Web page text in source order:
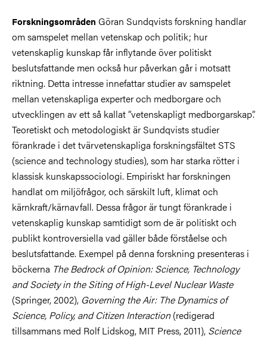
Forskningsområden Göran Sundqvists forskning handlar
om samspelet mellan vetenskap och politik; hur
vetenskaplig kunskap får inflytande över politiskt
beslutsfattande men också hur påverkan går i motsatt
riktning. Detta intresse innefattar studier av samspelet
mellan vetenskapliga experter och medborgare och
utvecklingen av ett så kallat ”vetenskapligt medborgarskap”.
Teoretiskt och metodologiskt är Sundqvists studier
förankrade i det tvärvetenskapliga forskningsfältet STS
(science and technology studies), som har starka rötter i
klassisk kunskapssociologi. Empiriskt har forskningen
handlat om miljöfrågor, och särskilt luft, klimat och
kärnkraft/kärnavfall. Dessa frågor är tungt förankrade i
vetenskaplig kunskap samtidigt som de är politiskt och
publikt kontroversiella vad gäller både förståelse och
beslutsfattande. Exempel på denna forskning presenteras i
böckerna The Bedrock of Opinion: Science, Technology
and Society in the Siting of High-Level Nuclear Waste
(Springer, 2002), Governing the Air: The Dynamics of
Science, Policy, and Citizen Interaction (redigerad
tillsammans med Rolf Lidskog, MIT Press, 2011), Science